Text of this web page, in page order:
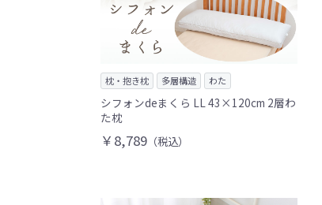
枕・抱き枕 多層構造 わた
シフォンdeまくら LL 43×120cm 2層わ
た枕
￥8,789 （税込）